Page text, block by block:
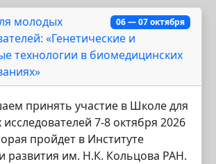
06 — 07 октября
молодых
«Генетические и
технологии в биомедицинских
принять участие в Школе для
7-8 октября 2026
пройдет в Институте
развития им. Н.К. Кольцова РАН.